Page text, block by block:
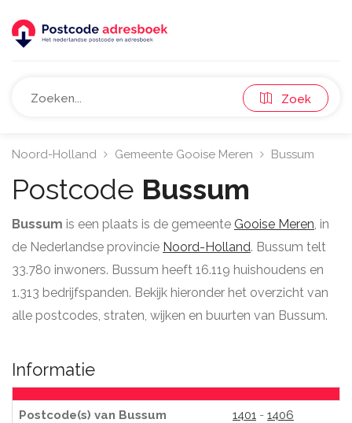
Zoek
Noord-Holland Gemeente Gooise Meren Bussum
Postcode Bussum
Bussum is een plaats is de gemeente Gooise Meren, in
de Nederlandse provincie Noord-Holland. Bussum telt
33.780 inwoners. Bussum heeft 16.119 huishoudens en
1.313 bedrijfspanden. Bekijk hieronder het overzicht van
alle postcodes, straten, wijken en buurten van Bussum.
Informatie
Postcode(s) van Bussum 1401 - 1406